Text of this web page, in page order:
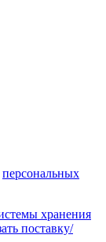
персональных